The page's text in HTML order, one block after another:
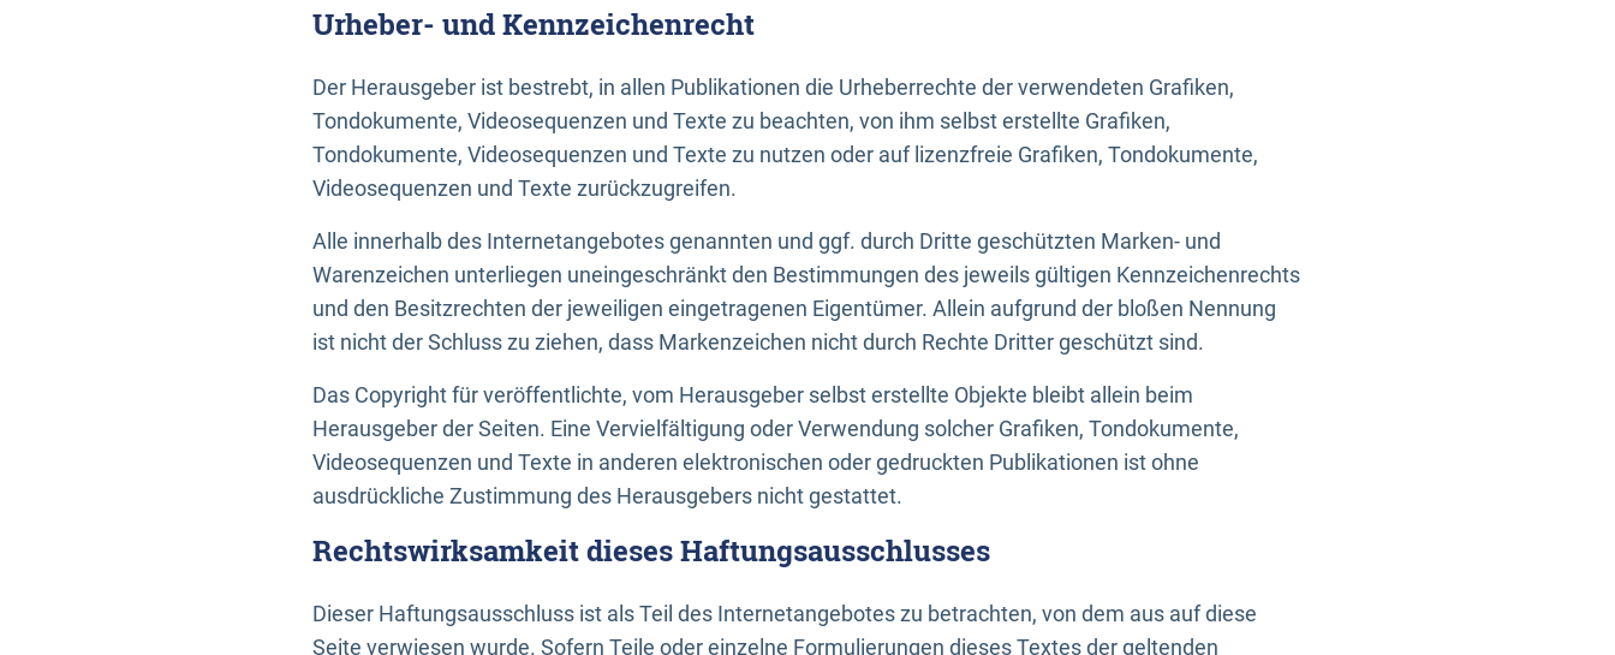
Urheber- und Kennzeichenrecht
Der Herausgeber ist bestrebt, in allen Publikationen die Urheberrechte der verwendeten Grafiken,
Tondokumente, Videosequenzen und Texte zu beachten, von ihm selbst erstellte Grafiken,
Tondokumente, Videosequenzen und Texte zu nutzen oder auf lizenzfreie Grafiken, Tondokumente,
Videosequenzen und Texte zurückzugreifen.
Alle innerhalb des Internetangebotes genannten und ggf. durch Dritte geschützten Marken- und
Warenzeichen unterliegen uneingeschränkt den Bestimmungen des jeweils gültigen Kennzeichenrechts
und den Besitzrechten der jeweiligen eingetragenen Eigentümer. Allein aufgrund der bloßen Nennung
ist nicht der Schluss zu ziehen, dass Markenzeichen nicht durch Rechte Dritter geschützt sind.
Das Copyright für veröffentlichte, vom Herausgeber selbst erstellte Objekte bleibt allein beim
Herausgeber der Seiten. Eine Vervielfältigung oder Verwendung solcher Grafiken, Tondokumente,
Videosequenzen und Texte in anderen elektronischen oder gedruckten Publikationen ist ohne
ausdrückliche Zustimmung des Herausgebers nicht gestattet.
Rechtswirksamkeit dieses Haftungsausschlusses
Dieser Haftungsausschluss ist als Teil des Internetangebotes zu betrachten, von dem aus auf diese
Seite verwiesen wurde. Sofern Teile oder einzelne Formulierungen dieses Textes der geltenden